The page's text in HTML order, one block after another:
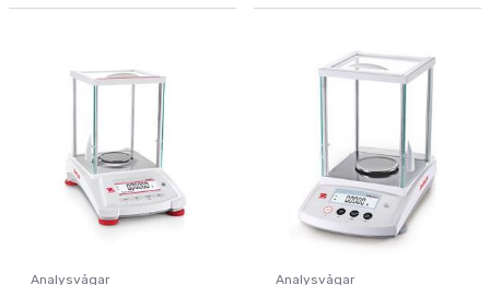
Analysvågar Analysvågar